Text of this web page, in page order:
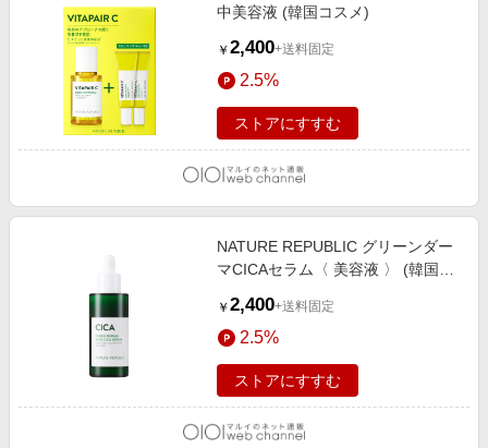
中美容液 (韓国コスメ)
￥ 2,400+送料固定
2.5%
ストアにすすむ
NATURE REPUBLIC グリーンダー
マCICAセラム〈 美容液 〉 (韓国コ
￥ 2,400+送料固定
2.5%
ストアにすすむ